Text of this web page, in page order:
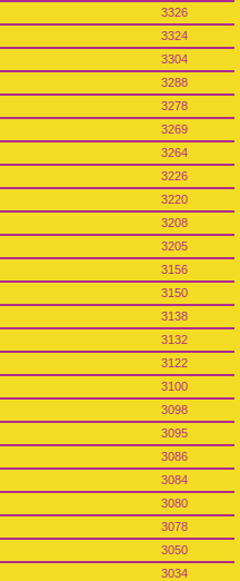
3326
3324
3304
3288
3278
3269
3264
3226
3220
3208
3205
3156
3150
3138
3132
3122
3100
3098
3095
3086
3084
3080
3078
3050
3034